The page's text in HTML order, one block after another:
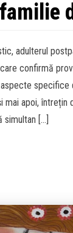
adulterul
confirmă
apoi, întrețin
[…]